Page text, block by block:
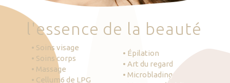
'essence de la beauté
• Soins visage
• Soins corps
• Massage
• Cellum6 de LPG
• Épilation
• Art du regard
• Microblading